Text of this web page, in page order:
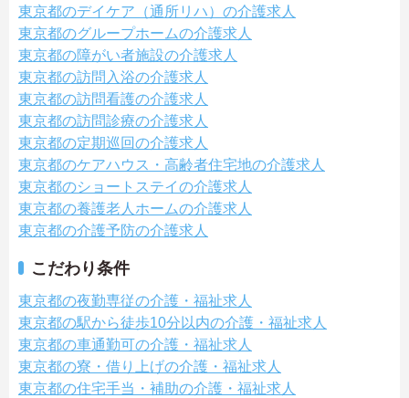
東京都のデイケア（通所リハ）の介護求人
東京都のグループホームの介護求人
東京都の障がい者施設の介護求人
東京都の訪問入浴の介護求人
東京都の訪問看護の介護求人
東京都の訪問診療の介護求人
東京都の定期巡回の介護求人
東京都のケアハウス・高齢者住宅地の介護求人
東京都のショートステイの介護求人
東京都の養護老人ホームの介護求人
東京都の介護予防の介護求人
こだわり条件
東京都の夜勤専従の介護・福祉求人
東京都の駅から徒歩10分以内の介護・福祉求人
東京都の車通勤可の介護・福祉求人
東京都の寮・借り上げの介護・福祉求人
東京都の住宅手当・補助の介護・福祉求人